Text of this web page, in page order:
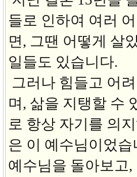
들로 인하여 여러
면, 그땐 어떻게 살
일들도 있습니다.
그러나 힘들고 어
며, 삶을 지탱할 수
로 항상 자기를 의
은 이 예수님이었
예수님을 돌아보고